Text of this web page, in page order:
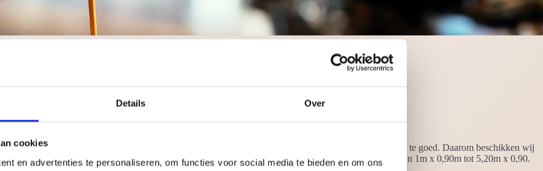
Details Over
cookies
en advertenties te personaliseren, om functies voor social media te bieden en om ons
voor om een
. Geen evenement is hetzelfde, dat weten wij maar al te goed. Daarom beschikken wij
in de kleuren zwart en wit: het kan allemaal. Onze bars zijn er in vier verschillende afmetingen, van 1m x 0,90m tot 5,20m x 0,90.